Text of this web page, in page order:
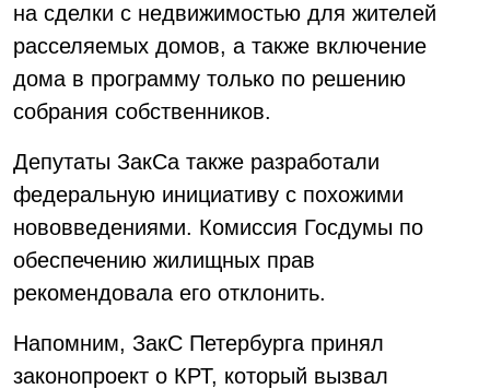
на сделки с недвижимостью для жителей
расселяемых домов, а также включение
дома в программу только по решению
собрания собственников.
Депутаты ЗакСа также разработали
федеральную инициативу с похожими
нововведениями. Комиссия Госдумы по
обеспечению жилищных прав
рекомендовала его отклонить.
Напомним, ЗакС Петербурга принял
законопроект о КРТ, который вызвал